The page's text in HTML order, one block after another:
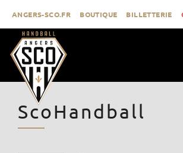
contenu
ANGERS-SCO.FR BOUTIQUE BILLETTERIE
ACTUALITÉS
CLUB
ScoHandball